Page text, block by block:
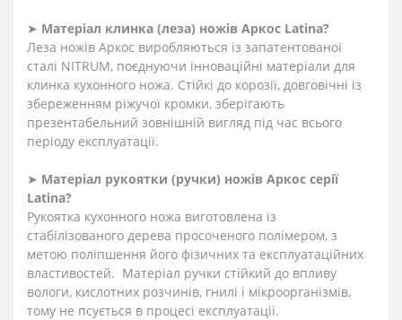
➤ Матеріал клинка (леза) ножів Аркос Latina?
Леза ножів Аркос виробляються із запатентованої
сталі NITRUM, поєднуючи інноваційні матеріали для
клинка кухонного ножа. Стійкі до корозії, довговічні із
збереженням ріжучої кромки, зберігають
презентабельний зовнішній вигляд під час всього
періоду експлуатації.
➤ Матеріал рукоятки (ручки) ножів Аркос серії
Latina?
Рукоятка кухонного ножа виготовлена із
стабілізованого дерева просоченого полімером, з
метою поліпшення його фізичних та експлуатаційних
властивостей. Матеріал ручки стійкий до впливу
вологи, кислотних розчинів, гнилі і мікроорганізмів,
тому не псується в процесі експлуатації.